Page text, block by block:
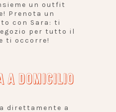
un outfit
Prenota un
con Sara: ti
per tutto il
ti occorre!
A DOMICILIO
direttamente a